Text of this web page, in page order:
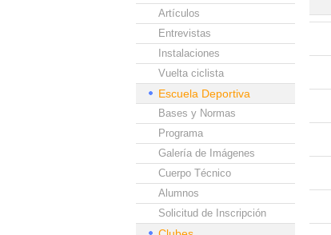
Artículos
Entrevistas
Instalaciones
Vuelta ciclista
Escuela Deportiva
Bases y Normas
Programa
Galería de Imágenes
Cuerpo Técnico
Alumnos
Solicitud de Inscripción